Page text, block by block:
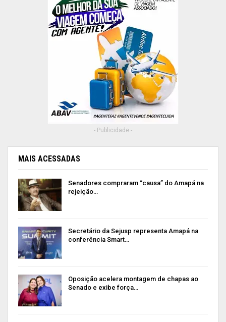
- Publicidade -
MAIS ACESSADAS
Senadores compraram “causa” do Amapá na
rejeição…
Secretário da Sejusp representa Amapá na
conferência Smart…
Oposição acelera montagem de chapas ao
Senado e exibe força…